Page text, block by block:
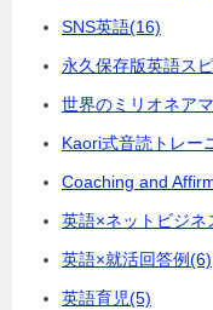
SNS英語(16)
永久保存版英語ス
世界のミリオネア
Kaori式音読トレー
Coaching and
英語×ネットビジネ
英語×就活回答例(6)
英語育児(5)